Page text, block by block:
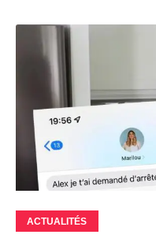
ACTUALITÉS